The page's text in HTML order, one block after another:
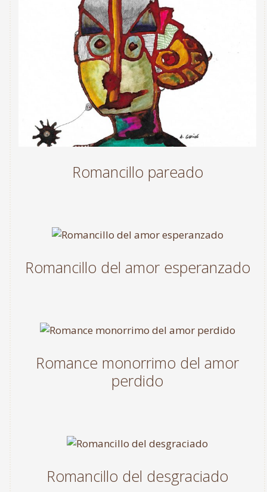
Romancillo pareado
Romancillo del amor esperanzado
Romance monorrimo del amor
perdido
Romancillo del desgraciado